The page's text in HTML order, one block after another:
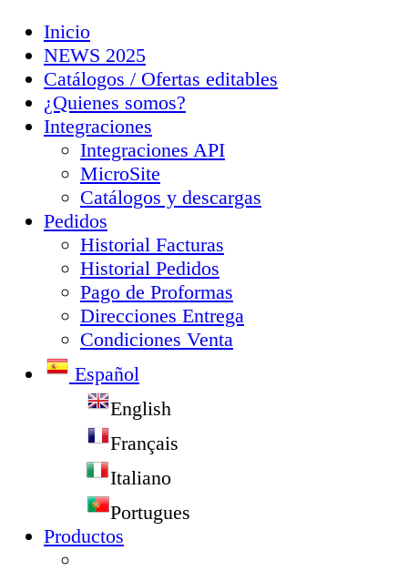
Inicio
NEWS 2025
Catálogos / Ofertas editables
¿Quienes somos?
Integraciones
Integraciones API
MicroSite
Catálogos y descargas
Pedidos
Historial Facturas
Historial Pedidos
Pago de Proformas
Direcciones Entrega
Condiciones Venta
Español
English
Français
Italiano
Portugues
Productos